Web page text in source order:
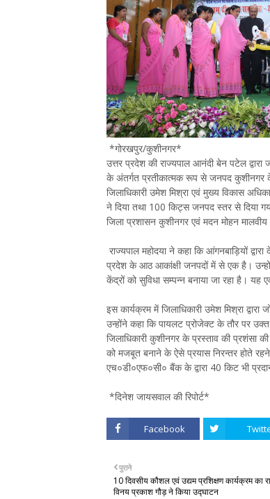
*गोरखपुर/कुशीनगर*
उत्तर प्रदेश की राज्यपाल आनंदी बेन पटेल द्वारा
के अंतर्गत प्रतीकात्मक रूप से जनपद कुशीनगर के
जिलाधिकारी उमेश मिश्रा एवं मुख्य विकास
ने दिया तथा 100 किट्स जनपद स्तर से दिया
जिला प्रशासन कुशीनगर एवं मदन मोहन मालवीय
राज्यपाल महोदया ने कहा कि आंगनबाड़ियों
प्रदेश के आठ आकांक्षी जनपदों में से एक है।
केंद्रों को सुविधा सम्पन्न बनाया जा रहा है।
इस कार्यक्रम में जिलाधिकारी उमेश मिश्रा
उन्होंने कहा कि पायलट प्रोजेक्ट के तौर पर
जिलाधिकारी कुशीनगर के प्रस्ताव की प्रशंसा
को मजबूत बनाने के ऐसे प्रयास निरन्तर होते
एच०डी०एफ०सी० बैंक के द्वारा 40 किट भी
*दिनेश जायसवाल की रिपोर्ट*
Facebook
पुराने
10 दिवसीय कौशल एवं उद्यम प्रशिक्षण कार्यक्रम का
विनय प्रकाश गौड़ ने किया उद्घाटन